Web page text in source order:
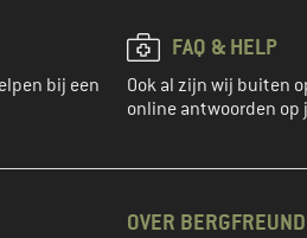
bij een
FAQ & HELP
Ook al zijn wij buiten
online antwoorden op
OVER